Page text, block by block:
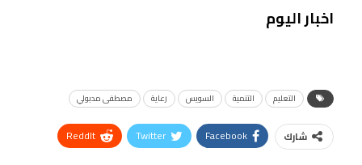
اخبار اليوم
التعليم التنمية السويس رعاية مصطفى مدبولي
شارك Facebook
Twitter
ReddIt